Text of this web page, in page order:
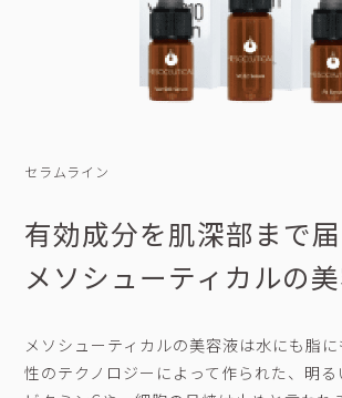
セラムライン
有効成分を肌深部まで届
メソシューティカルの
メソシューティカルの美容液は水にも脂
性のテクノロジーによって作られた、明